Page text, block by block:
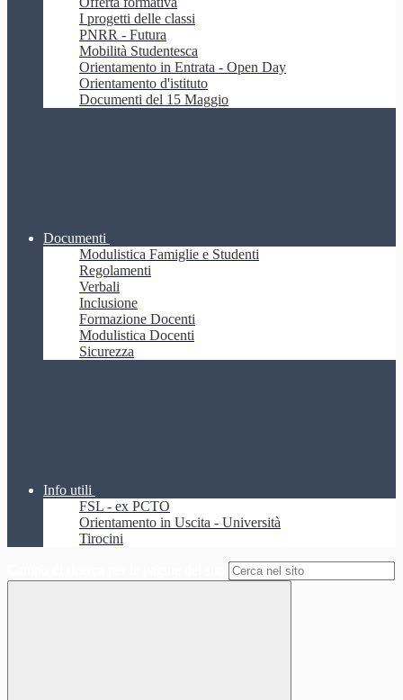
I progetti delle classi
PNRR - Futura
Mobilità Studentesca
Orientamento in Entrata - Open Day
Orientamento d'istituto
Documenti del 15 Maggio
Documenti
Modulistica Famiglie e Studenti
Regolamenti
Verbali
Inclusione
Formazione Docenti
Modulistica Docenti
Sicurezza
Info utili
FSL - ex PCTO
Orientamento in Uscita - Università
Tirocini